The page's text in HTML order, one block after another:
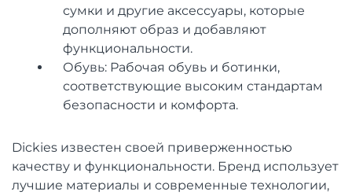
сумки и другие аксессуары, которые
дополняют образ и добавляют
функциональности.
Обувь: Рабочая обувь и ботинки,
соответствующие высоким стандартам
безопасности и комфорта.
Dickies известен своей приверженностью
качеству и функциональности. Бренд использует
лучшие материалы и современные технологии,